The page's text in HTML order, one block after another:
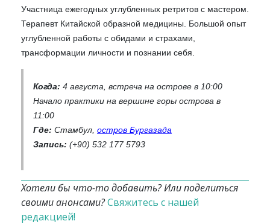
Участница ежегодных углубленных ретритов с мастером.
Терапевт Китайской образной медицины. Большой опыт
углубленной работы с обидами и страхами,
трансформации личности и познании себя.
Когда: 4 августа, встреча на острове в 10:00
Начало практики на вершине горы острова в
11:00
Где: Стамбул, остров Бургазада
Запись: (+90) 532 177 5793
Хотели бы что-то добавить? Или поделиться
своими анонсами?Свяжитесь с нашей
редакцией!